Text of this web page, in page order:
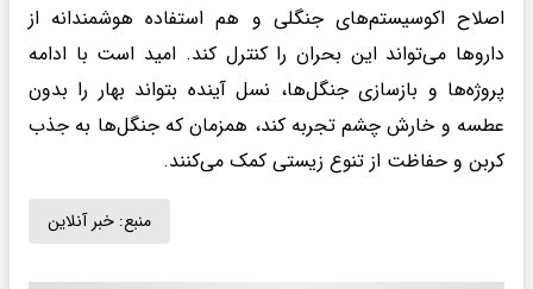
اصلاح اکوسیستم‌های جنگلی و هم استفاده هوشمندانه از
داروها می‌تواند این بحران را کنترل کند. امید است با ادامه
پروژه‌ها و بازسازی جنگل‌ها، نسل آینده بتواند بهار را بدون
عطسه و خارش چشم تجربه کند، همزمان که جنگل‌ها به جذب
کربن و حفاظت از تنوع زیستی کمک می‌کنند.
منبع: خبر آنلاین